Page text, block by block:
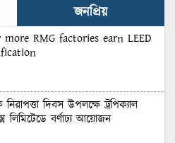
জনপ্রিয়
more RMG factories earn LEED
নিরাপত্তা দিবস উপলক্ষে ট্রপিক্যাল
লিমিটেডে বর্ণাঢ্য আয়োজন